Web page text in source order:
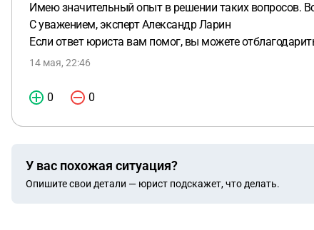
Имею значительный опыт в решении таких вопросов.
С уважением, эксперт Александр Ларин
Если ответ юриста вам помог, вы можете
14 мая, 22:46
0 0
У вас похожая ситуация?
Опишите свои детали — юрист подскажет, что делать.